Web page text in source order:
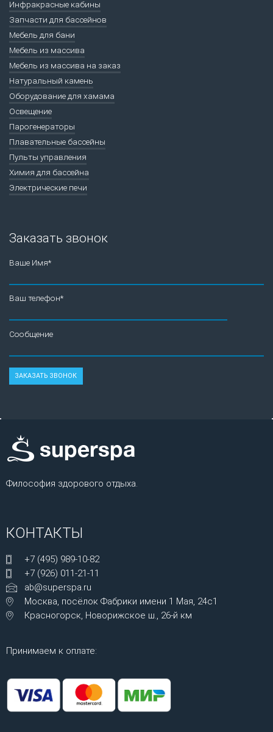
Инфракрасные кабины
Запчасти для бассейнов
Мебель для бани
Мебель из массива
Мебель из массива на заказ
Натуральный камень
Оборудование для хамама
Освещение
Парогенераторы
Плавательные бассейны
Пульты управления
Химия для бассейна
Электрические печи
Заказать звонок
Ваше Имя*
Ваш телефон*
Сообщение
Философия здорового отдыха.
КОНТАКТЫ
+7 (495) 989-10-82
+7 (926) 011-21-11
ab@superspa.ru
Москва, посёлок Фабрики имени 1 Мая, 24с1
Красногорск, Новорижское ш., 26-й км
Принимаем к оплате: